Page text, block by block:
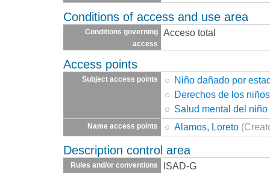
Conditions of access and use area
Conditions governing
access
Acceso total
Access points
Subject access points
Niño dañado por
Derechos de los niños
Salud mental del niño
Name access points Alamos, Loreto
Description control area
Rules and/or conventions
ISAD-G